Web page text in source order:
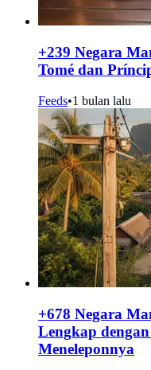
+239 Negara
Tomé dan
Feeds•1 bulan lalu
+678 Negara
Lengkap
Meneleponnya